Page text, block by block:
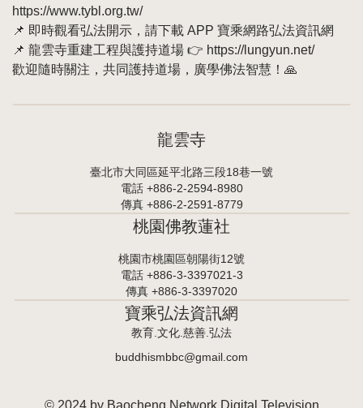
https://www.tybl.org.tw/
📌 即時觀看弘法開示，請下載 APP 寶乘網路弘法資訊網
📌 龍雲寺重建工程與護持道場 👉 https://lungyun.net/
歡迎隨時關注，共同護持道場，廣學佛法智慧！🙏
龍雲寺
臺北市大同區延平北路三段18巷一號
電話 +886-2-2594-8980
傳真 +886-2-2591-8779
桃園佛教蓮社
桃園市桃園區朝陽街12號
電話 +886-3-3397021-3
傳真 +886-3-3397020
寶乘弘法資訊網
教育.文化.慈善.弘法
buddhismbbc@gmail.com
© 2024 by Baocheng Network Digital Television